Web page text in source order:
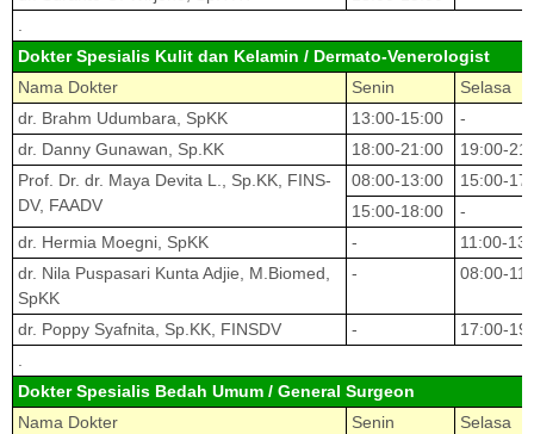
Dokter Spesialis Kulit dan Kelamin / Dermato-Venerologist
Nama Dokter
Senin
Selasa
dr. Brahm Udumbara, SpKK
13:00-15:00
-
dr. Danny Gunawan, Sp.KK
18:00-21:00
19:00-
Prof. Dr. dr. Maya Devita L., Sp.KK, FINS-
DV, FAADV
08:00-13:00
15:00-
15:00-18:00
-
dr. Hermia Moegni, SpKK
-
11:00-
dr. Nila Puspasari Kunta Adjie, M.Biomed,
SpKK
- 08:00-
dr. Poppy Syafnita, Sp.KK, FINSDV -
17:00-
Dokter Spesialis Bedah Umum / General Surgeon
Nama Dokter
Senin
Selasa